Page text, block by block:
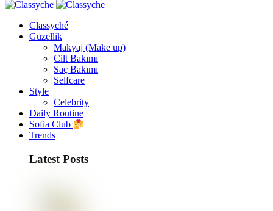
Classyché
Güzellik
Makyaj (Make up)
Cilt Bakımı
Saç Bakımı
Selfcare
Style
Celebrity
Daily Routine
Sofia Club
Trends
Latest Posts